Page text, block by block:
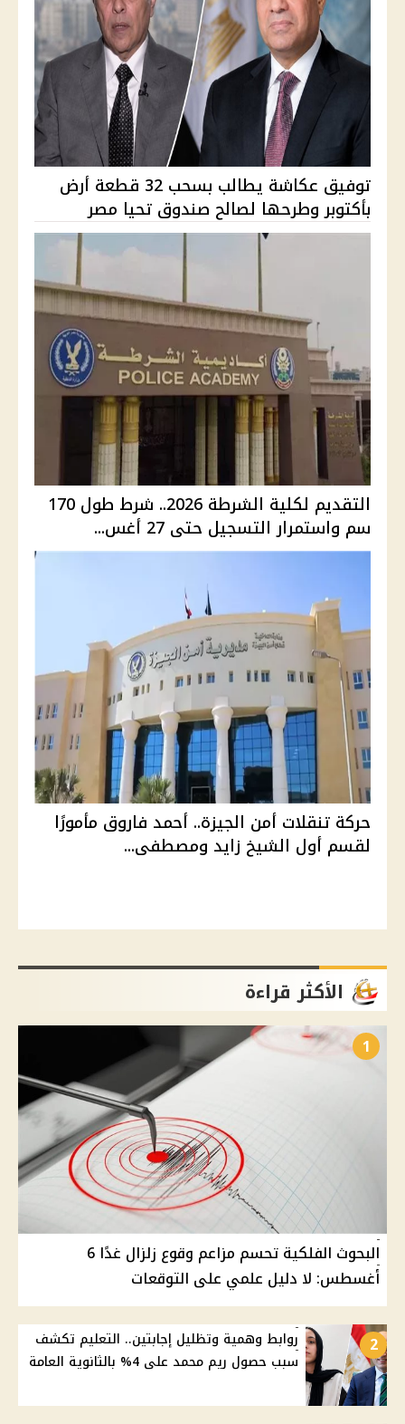
توفيق عكاشة يطالب بسحب 32 قطعة أرض
بأكتوبر وطرحها لصالح صندوق تحيا مصر
التقديم لكلية الشرطة 2026.. شرط طول 170
سم واستمرار التسجيل حتى 27 أغس...
حركة تنقلات أمن الجيزة.. أحمد فاروق مأمورًا
لقسم أول الشيخ زايد ومصطفى...
الأكثر قراءة
1
البحوث الفلكية تحسم مزاعم وقوع زلزال غدًا 6
أغسطس: لا دليل علمي على التوقعات
2
روابط وهمية وتظليل إجابتين.. التعليم تكشف
سبب حصول ريم محمد على 4% بالثانوية العامة